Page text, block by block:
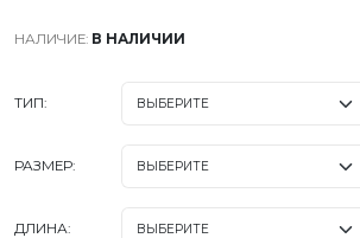
НАЛИЧИЕ: В НАЛИЧИИ
ТИП:
РАЗМЕР:
ДЛИНА: